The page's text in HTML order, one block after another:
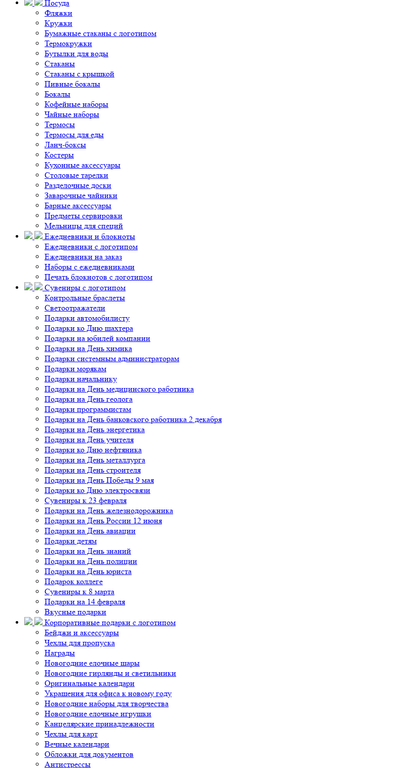
Посуда
Фляжки
Кружки
Бумажные стаканы с логотипом
Термокружки
Бутылки для воды
Стаканы
Стаканы с крышкой
Пивные бокалы
Бокалы
Кофейные наборы
Чайные наборы
Термосы
Термосы для еды
Ланч-боксы
Костеры
Кухонные аксессуары
Столовые тарелки
Разделочные доски
Заварочные чайники
Барные аксессуары
Предметы сервировки
Мельницы для специй
Ежедневники и блокноты
Ежедневники с логотипом
Ежедневники на заказ
Наборы с ежедневниками
Печать блокнотов с логотипом
Сувениры с логотипом
Контрольные браслеты
Светоотражатели
Подарки автомобилисту
Подарки ко Дню шахтера
Подарки на юбилей компании
Подарки на День химика
Подарки системным администраторам
Подарки морякам
Подарки начальнику
Подарки на День медицинского работника
Подарки на День геолога
Подарки программистам
Подарки на День банковского работника 2 декабря
Подарки на День энергетика
Подарки на День учителя
Подарки ко Дню нефтяника
Подарки на День металлурга
Подарки на День строителя
Подарки на День Победы 9 мая
Подарки ко Дню электросвязи
Сувениры к 23 февраля
Подарки на День железнодорожника
Подарки на День России 12 июня
Подарки на День авиации
Подарки детям
Подарки на День знаний
Подарки на День полиции
Подарки на День юриста
Подарок коллеге
Сувениры к 8 марта
Подарки на 14 февраля
Вкусные подарки
Корпоративные подарки с логотипом
Бейджи и аксессуары
Чехлы для пропуска
Награды
Новогодние елочные шары
Новогодние гирлянды и светильники
Оригинальные календари
Украшения для офиса к новому году
Новогодние наборы для творчества
Новогодние елочные игрушки
Канцелярские принадлежности
Чехлы для карт
Вечные календари
Обложки для документов
Антистрессы